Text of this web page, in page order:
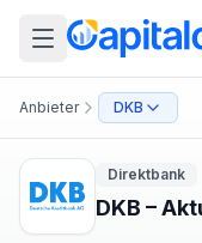
Anbieter DKB
Direktbank
DKB –